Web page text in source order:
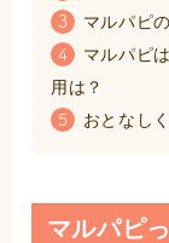
3 マルパピ
4
マルパピ
用は？
5 おとなし
マルパピ